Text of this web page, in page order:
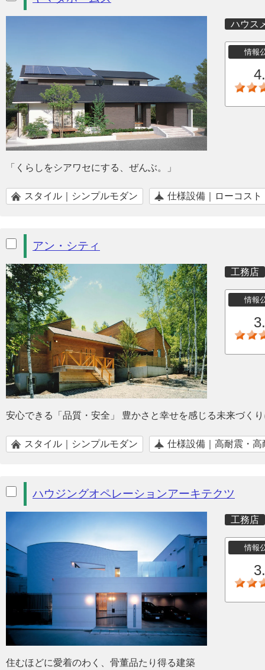
ハウス
情報
「くらしをシアワセにする、ぜんぶ。」
スタイル｜シンプルモダン 仕様設備｜ローコスト
アン・シティ
工務店
情報
安心できる「品質・安全」 豊かさと幸せを感じる未来づく
スタイル｜シンプルモダン 仕様設備｜高耐震・高
ハウジングオペレーションアーキテクツ
工務店
情報
住むほどに愛着のわく、骨董品たり得る建築